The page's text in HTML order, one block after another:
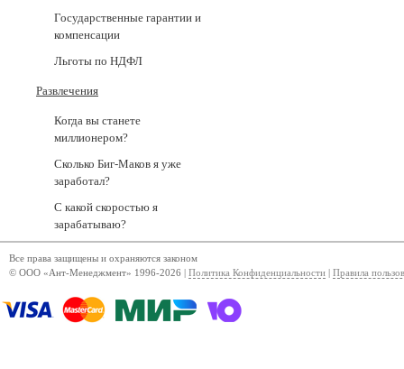
Государственные гарантии и
компенсации
Льготы по НДФЛ
Развлечения
Когда вы станете
миллионером?
Сколько Биг-Маков я уже
заработал?
С какой скоростью я
зарабатываю?
Все права защищены и охраняются законом
© ООО «Ант-Менеджмент» 1996-2026 | Политика Конфиденциальности Правила